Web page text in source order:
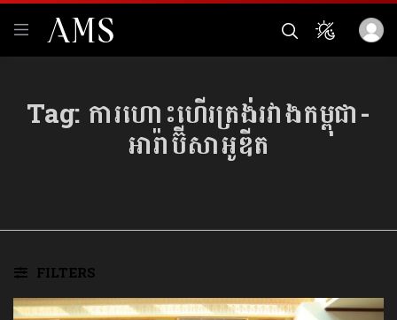
Tag: ការហោះហើរត្រង់រវាងកម្ពុជា-
អារ៉ាប៊ីសាអូឌីត
FILTERS